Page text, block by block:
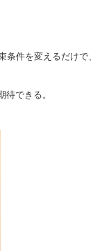
件を変えるだけで、
できる。